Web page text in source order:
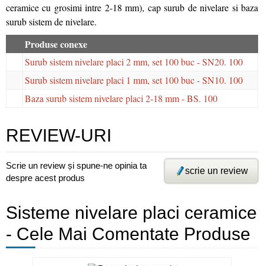
ceramice cu grosimi intre 2-18 mm), cap surub de nivelare si baza
surub sistem de nivelare.
Produse conexe
Surub sistem nivelare placi 2 mm, set 100 buc - SN20. 100
Surub sistem nivelare placi 1 mm, set 100 buc - SN10. 100
Baza surub sistem nivelare placi 2-18 mm - BS. 100
REVIEW-URI
Scrie un review și spune-ne opinia ta
despre acest produs
scrie un review
Sisteme nivelare placi ceramice
- Cele Mai Comentate Produse